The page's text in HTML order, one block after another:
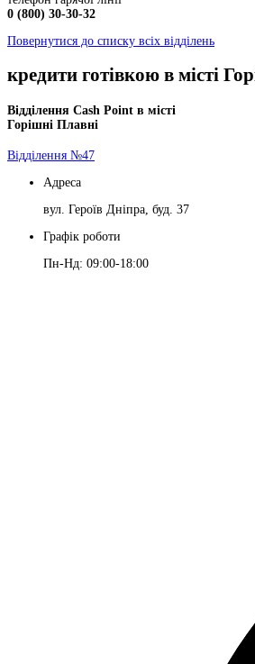
0 (800) 30-30-32
Повернутися до списку всіх відділень
кредити готівкою в місті
Відділення Cash Point в місті
Горішні Плавні
Відділення №47
Адреса
вул. Героїв Дніпра, буд. 37
Графік роботи
Пн-Нд: 09:00-18:00